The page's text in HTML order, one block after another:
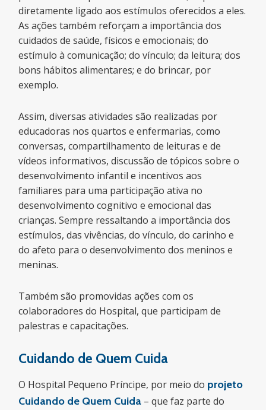
diretamente ligado aos estímulos oferecidos a eles.
As ações também reforçam a importância dos
cuidados de saúde, físicos e emocionais; do
estímulo à comunicação; do vínculo; da leitura; dos
bons hábitos alimentares; e do brincar, por
exemplo.
Assim, diversas atividades são realizadas por
educadoras nos quartos e enfermarias, como
conversas, compartilhamento de leituras e de
vídeos informativos, discussão de tópicos sobre o
desenvolvimento infantil e incentivos aos
familiares para uma participação ativa no
desenvolvimento cognitivo e emocional das
crianças. Sempre ressaltando a importância dos
estímulos, das vivências, do vínculo, do carinho e
do afeto para o desenvolvimento dos meninos e
meninas.
Também são promovidas ações com os
colaboradores do Hospital, que participam de
palestras e capacitações.
Cuidando de Quem Cuida
O Hospital Pequeno Príncipe, por meio do projeto
Cuidando de Quem Cuida – que faz parte do